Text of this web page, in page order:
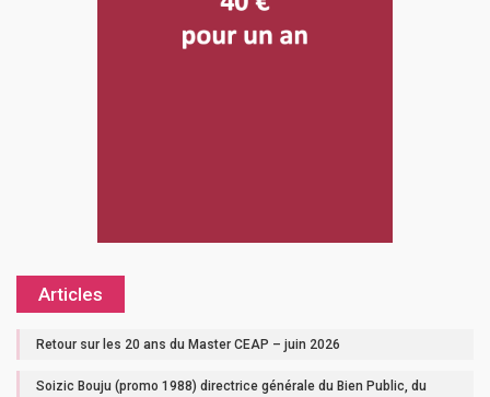
Articles
Retour sur les 20 ans du Master CEAP – juin 2026
Soizic Bouju (promo 1988) directrice générale du Bien Public, du